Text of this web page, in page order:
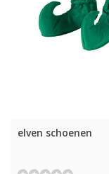
elven schoenen